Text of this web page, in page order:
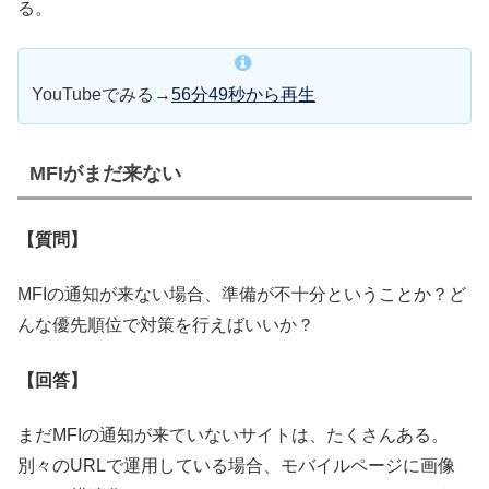
る。
YouTubeでみる→56分49秒から再生
MFIがまだ来ない
【質問】
MFIの通知が来ない場合、準備が不十分ということか？ど
んな優先順位で対策を行えばいいか？
【回答】
まだMFIの通知が来ていないサイトは、たくさんある。
別々のURLで運用している場合、モバイルページに画像